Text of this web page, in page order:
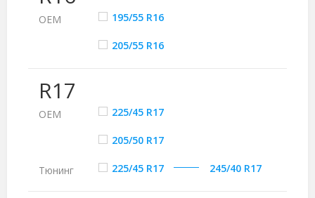
ОЕМ 195/55 R16
205/55 R16
R17
ОЕМ 225/45 R17
205/50 R17
Тюнинг 225/45 R17 245/40 R17